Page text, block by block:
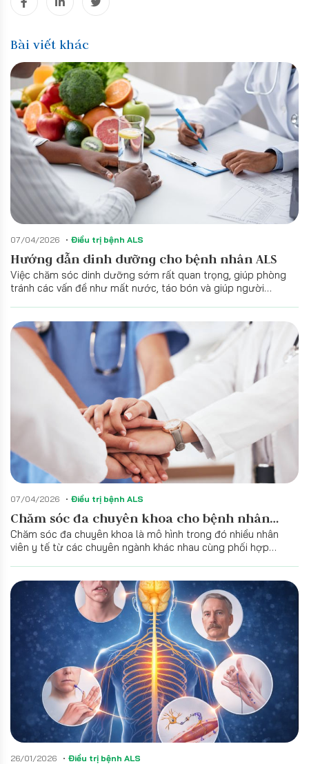
Bài viết khác
07/04/2026 Điều trị bệnh ALS
Hướng dẫn dinh dưỡng cho bệnh nhân ALS
Việc chăm sóc dinh dưỡng sớm rất quan trọng, giúp phòng
tránh các vấn đề như mất nước, táo bón và giúp người
07/04/2026 Điều trị bệnh ALS
Chăm sóc đa chuyên khoa cho bệnh nhân
ALS
Chăm sóc đa chuyên khoa là mô hình trong đó nhiều nhân
viên y tế từ các chuyên ngành khác nhau cùng phối hợp
26/01/2026 Điều trị bệnh ALS